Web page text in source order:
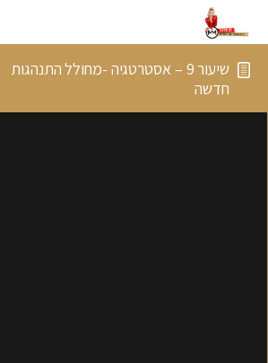
שיעור 9 – אסטרטגיה -מחולל התנהגות
חדשה